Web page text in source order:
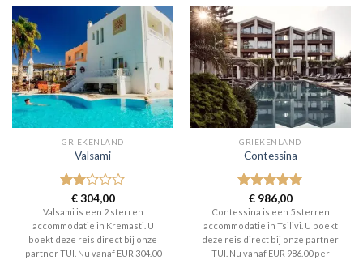
GRIEKENLAND
Valsami
Gewaardeerd
2uit
5
€304,00
Valsami is een 2 sterren
accommodatie in Kremasti. U
boekt deze reis direct bij onze
partner TUI. Nu vanaf EUR 304.00
GRIEKENLAND
Contessina
Gewaardeerd
5uit 5
€986,00
Contessina is een 5 sterren
accommodatie in Tsilivi. U boekt
deze reis direct bij onze partner
TUI. Nu vanaf EUR 986.00 per